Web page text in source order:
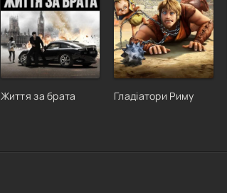
Життя за брата Гладіатори Риму